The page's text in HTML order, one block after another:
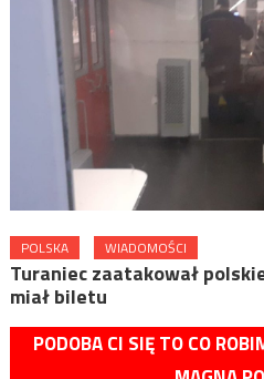
POLSKA WIADOMOŚCI
Turaniec zaatakował
miał biletu
PODOBA CI SIĘ TO CO